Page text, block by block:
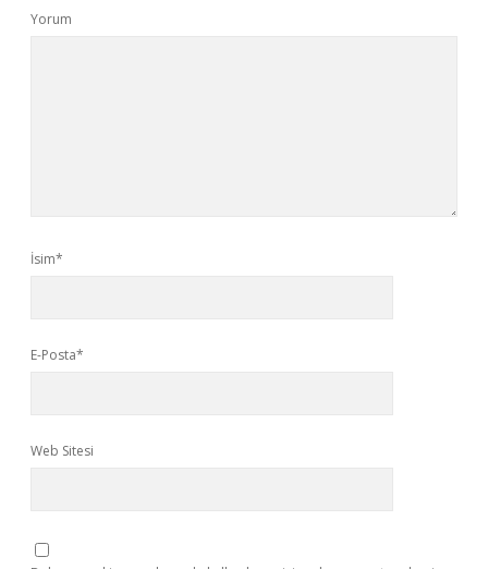
Yorum
İsim*
E-Posta*
Web Sitesi